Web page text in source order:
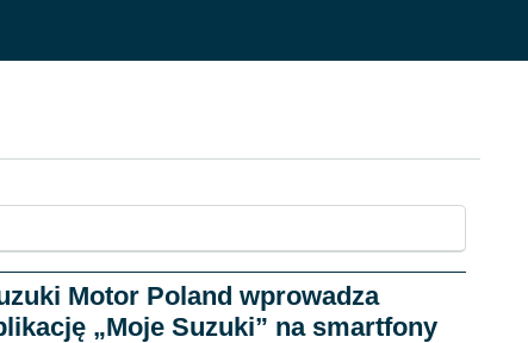
Motor Poland wprowadza
„Moje Suzuki” na smartfony